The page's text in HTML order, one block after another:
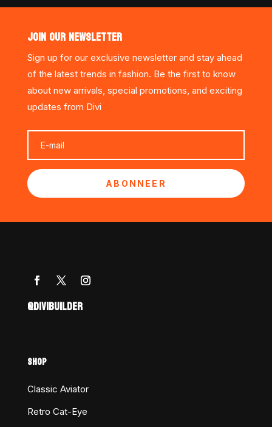
JOIN OUR NEWSLETTER
Sign up for our exclusive newsletter and stay ahead
of the latest trends in fashion. Be the first to know
about new arrivals, special promotions, and exciting
updates from Divi
ABONNEER
@DIVIBUILDER
SHOP
Classic Aviator
Retro Cat-Eye